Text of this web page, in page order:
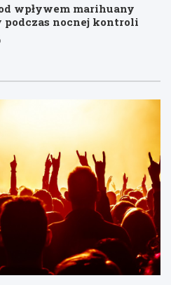
wpływem marihuany
podczas nocnej kontroli